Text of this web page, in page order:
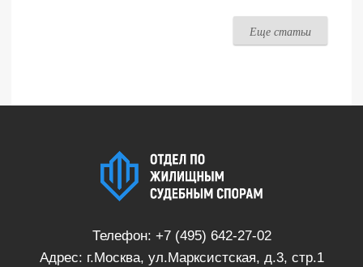
Еще статьи
Телефон: +7 (495) 642-27-02
Адрес: г.Москва, ул.Марксистская, д.3, стр.1